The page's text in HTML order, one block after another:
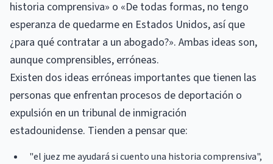
historia comprensiva» o «De todas formas, no tengo
esperanza de quedarme en Estados Unidos, así que
¿para qué contratar a un abogado?». Ambas ideas son,
aunque comprensibles, erróneas.
Existen dos ideas erróneas importantes que tienen las
personas que enfrentan procesos de deportación o
expulsión en un tribunal de inmigración
estadounidense. Tienden a pensar que:
"el juez me ayudará si cuento una historia comprensiva",